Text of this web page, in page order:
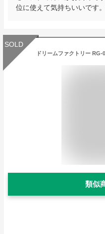
位に使えて気持ちいいです
SOLD
類似